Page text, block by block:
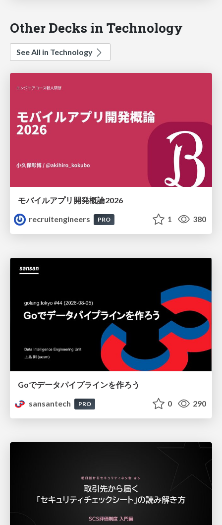
Other Decks in Technology
See All in Technology
モバイルアプリ開発概論2026
recruitengineers
PRO 1 380
Goでデータパイプラインを作ろう
sansantech
PRO 0 290